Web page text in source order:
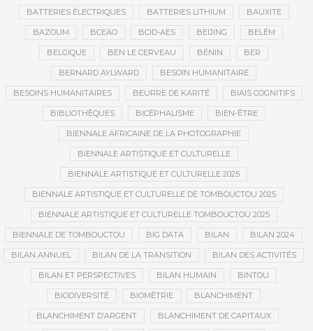
BATTERIES ÉLECTRIQUES BATTERIES LITHIUM BAUXITE
BAZOUM BCEAO BCID-AES BEIJING BELÉM
BELGIQUE BEN LE CERVEAU BÉNIN BER
BERNARD AYLWARD BESOIN HUMANITAIRE
BESOINS HUMANITAIRES BEURRE DE KARITÉ BIAIS COGNITIFS
BIBLIOTHÈQUES BICÉPHALISME BIEN-ÊTRE
BIENNALE AFRICAINE DE LA PHOTOGRAPHIE
BIENNALE ARTISTIQUE ET CULTURELLE
BIENNALE ARTISTIQUE ET CULTURELLE 2025
BIENNALE ARTISTIQUE ET CULTURELLE DE TOMBOUCTOU 2025
BIENNALE ARTISTIQUE ET CULTURELLE TOMBOUCTOU 2025
BIENNALE DE TOMBOUCTOU BIG DATA BILAN BILAN 2024
BILAN ANNUEL BILAN DE LA TRANSITION BILAN DES ACTIVITÉS
BILAN ET PERSPECTIVES BILAN HUMAIN BINTOU
BIODIVERSITÉ BIOMÉTRIE BLANCHIMENT
BLANCHIMENT D’ARGENT BLANCHIMENT DE CAPITAUX